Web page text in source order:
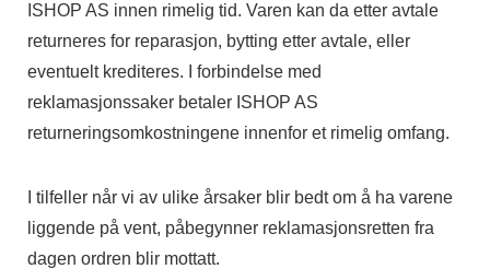
ISHOP AS innen rimelig tid. Varen kan da etter avtale
returneres for reparasjon, bytting etter avtale, eller
eventuelt krediteres. I forbindelse med
reklamasjonssaker betaler ISHOP AS
returneringsomkostningene innenfor et rimelig omfang.
I tilfeller når vi av ulike årsaker blir bedt om å ha varene
liggende på vent, påbegynner reklamasjonsretten fra
dagen ordren blir mottatt.